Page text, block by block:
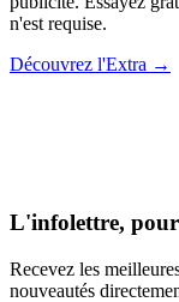
n'est requise.
Découvrez l'Extra →
L'infolettre,
Recevez les
nouveautés